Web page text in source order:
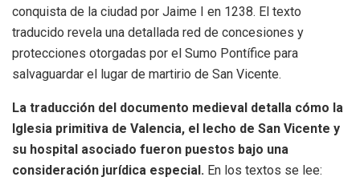
conquista de la ciudad por Jaime I en 1238. El texto
traducido revela una detallada red de concesiones y
protecciones otorgadas por el Sumo Pontífice para
salvaguardar el lugar de martirio de San Vicente.
La traducción del documento medieval detalla cómo la
Iglesia primitiva de Valencia, el lecho de San Vicente y
su hospital asociado fueron puestos bajo una
consideración jurídica especial . En los textos se lee: